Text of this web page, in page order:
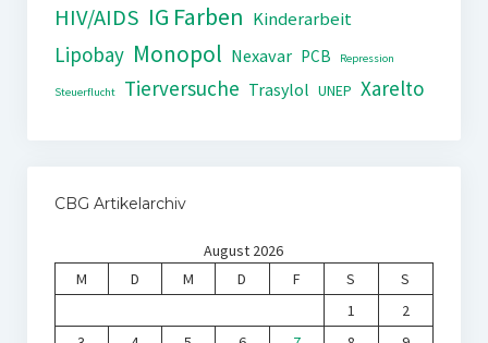
HIV/AIDS IG Farben Kinderarbeit
Lipobay Monopol Nexavar PCB Repression
Steuerflucht Tierversuche Trasylol UNEP Xarelto
CBG Artikelarchiv
August 2026
M
D M D F S
S
1
2